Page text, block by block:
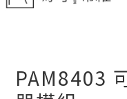
PAM8403